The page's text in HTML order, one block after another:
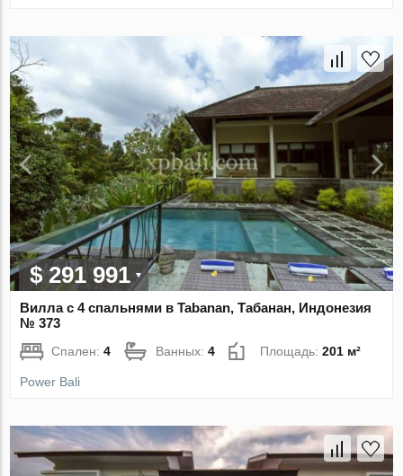
$ 291 991
Вилла с 4 спальнями в Tabanan, Табанан, Индонезия
№ 373
Спален:4 Ванных:4 Площадь:201 м²
Power Bali